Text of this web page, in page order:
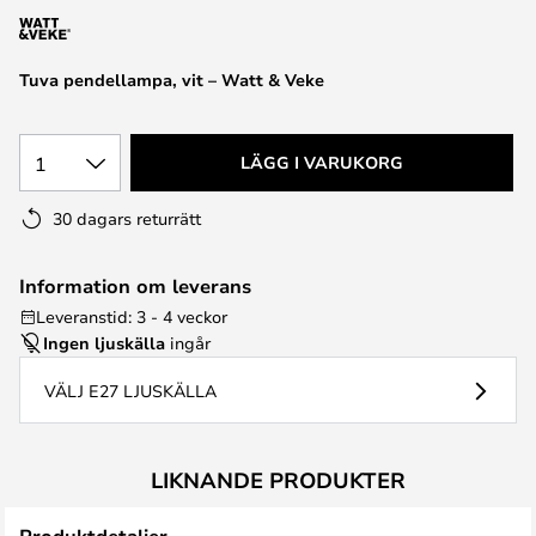
Tuva pendellampa, vit – Watt & Veke
1 LÄGG I VARUKORG
30 dagars returrätt
Information om leverans
Leveranstid: 3 - 4 veckor
Ingen ljuskälla ingår
VÄLJ E27 LJUSKÄLLA
LIKNANDE PRODUKTER